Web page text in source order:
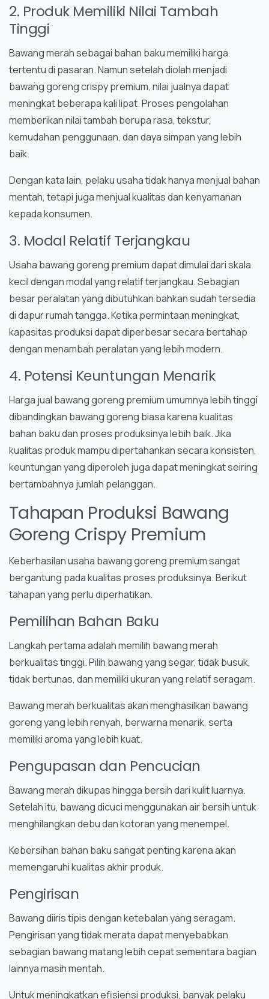
2. Produk Memiliki Nilai Tambah
Tinggi
Bawang merah sebagai bahan baku memiliki harga
tertentu di pasaran. Namun setelah diolah menjadi
bawang goreng crispy premium, nilai jualnya dapat
meningkat beberapa kali lipat. Proses pengolahan
memberikan nilai tambah berupa rasa, tekstur,
kemudahan penggunaan, dan daya simpan yang lebih
baik.
Dengan kata lain, pelaku usaha tidak hanya menjual bahan
mentah, tetapi juga menjual kualitas dan kenyamanan
kepada konsumen.
3. Modal Relatif Terjangkau
Usaha bawang goreng premium dapat dimulai dari skala
kecil dengan modal yang relatif terjangkau. Sebagian
besar peralatan yang dibutuhkan bahkan sudah tersedia
di dapur rumah tangga. Ketika permintaan meningkat,
kapasitas produksi dapat diperbesar secara bertahap
dengan menambah peralatan yang lebih modern.
4. Potensi Keuntungan Menarik
Harga jual bawang goreng premium umumnya lebih tinggi
dibandingkan bawang goreng biasa karena kualitas
bahan baku dan proses produksinya lebih baik. Jika
kualitas produk mampu dipertahankan secara konsisten,
keuntungan yang diperoleh juga dapat meningkat seiring
bertambahnya jumlah pelanggan.
Tahapan Produksi Bawang
Goreng Crispy Premium
Keberhasilan usaha bawang goreng premium sangat
bergantung pada kualitas proses produksinya. Berikut
tahapan yang perlu diperhatikan.
Pemilihan Bahan Baku
Langkah pertama adalah memilih bawang merah
berkualitas tinggi. Pilih bawang yang segar, tidak busuk,
tidak bertunas, dan memiliki ukuran yang relatif seragam.
Bawang merah berkualitas akan menghasilkan bawang
goreng yang lebih renyah, berwarna menarik, serta
memiliki aroma yang lebih kuat.
Pengupasan dan Pencucian
Bawang merah dikupas hingga bersih dari kulit luarnya.
Setelah itu, bawang dicuci menggunakan air bersih untuk
menghilangkan debu dan kotoran yang menempel.
Kebersihan bahan baku sangat penting karena akan
memengaruhi kualitas akhir produk.
Pengirisan
Bawang diiris tipis dengan ketebalan yang seragam.
Pengirisan yang tidak merata dapat menyebabkan
sebagian bawang matang lebih cepat sementara bagian
lainnya masih mentah.
Untuk meningkatkan efisiensi produksi, banyak pelaku